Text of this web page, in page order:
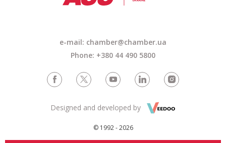
e-mail: chamber@chamber.ua
Phone: +380 44 490 5800
© 1992 - 2026
Designed and developed by